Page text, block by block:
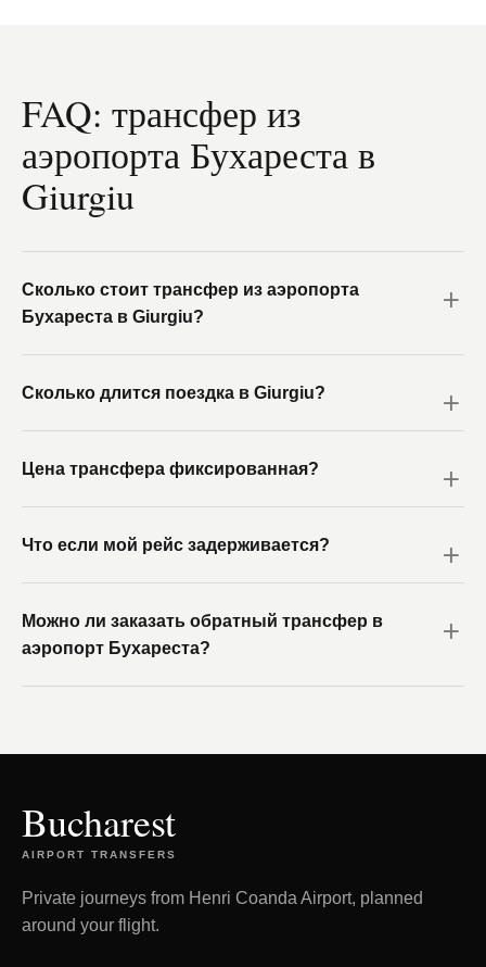
FAQ: трансфер из
аэропорта Бухареста в
Giurgiu
Сколько стоит трансфер из аэропорта
Бухареста в Giurgiu?
Сколько длится поездка в Giurgiu?
Цена трансфера фиксированная?
Что если мой рейс задерживается?
Можно ли заказать обратный трансфер в
аэропорт Бухареста?
Bucharest
AIRPORT TRANSFERS
Private journeys from Henri Coanda Airport, planned
around your flight.